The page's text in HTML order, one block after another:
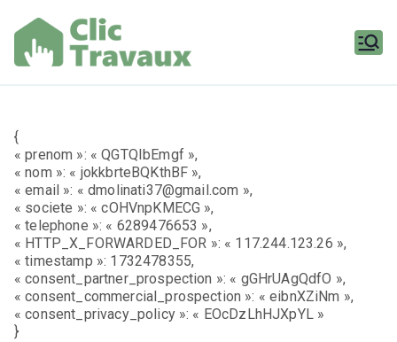
contenu
{
« prenom »: « QGTQIbEmgf »,
« nom »: « jokkbrteBQKthBF »,
« email »: « dmolinati37@gmail.com »,
« societe »: « cOHVnpKMECG »,
« telephone »: « 6289476653 »,
« HTTP_X_FORWARDED_FOR »: « 117.244.123.26 »,
« timestamp »: 1732478355,
« consent_partner_prospection »: « gGHrUAgQdfO »,
« consent_commercial_prospection »: « eibnXZiNm »,
« consent_privacy_policy »: « EOcDzLhHJXpYL »
}